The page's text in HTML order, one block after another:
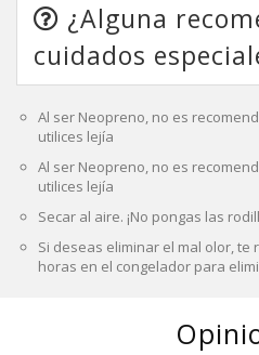
¿Alguna
cuidados
Al ser Neopreno, no es
utilices lejía
Al ser Neopreno, no es
utilices lejía
Secar al aire. ¡No pongas las
Si deseas eliminar el mal olor,
horas en el congelador para